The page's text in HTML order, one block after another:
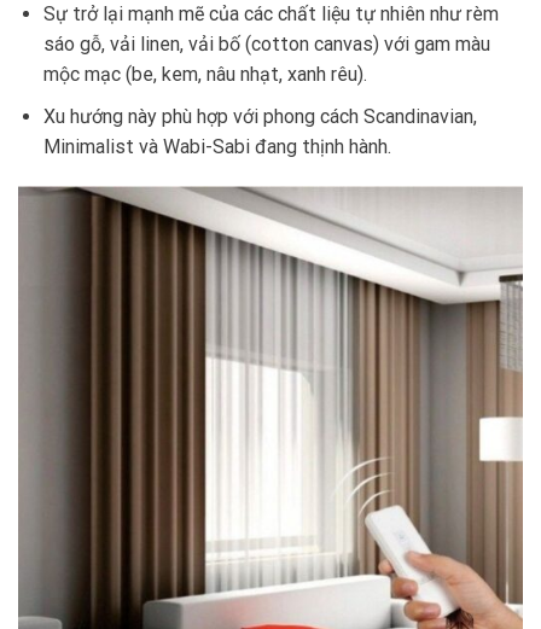
Sự trở lại mạnh mẽ của các chất liệu tự nhiên như rèm
sáo gỗ, vải linen, vải bố (cotton canvas) với gam màu
mộc mạc (be, kem, nâu nhạt, xanh rêu).
Xu hướng này phù hợp với phong cách Scandinavian,
Minimalist và Wabi-Sabi đang thịnh hành.